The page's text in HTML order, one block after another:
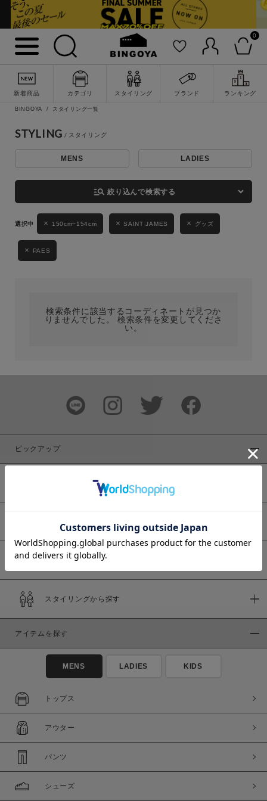
0
新着商品 カテゴリ スタイリング ブランド ランキング
詳細検索
キーワード
性別
MENS LADIES KIDS
ブランド
商品タイプ
通常商品
セール価格
在庫
在庫あり
BINGOYA スタイリング一覧
STYLING
MENS LADIES
manage_search 絞り込んで検索する
150cm~154cm SAINT JAMES グッズ
PAES
検索条件に該当するコーディネートが見つか
りませんでした。 検索条件を変更してくださ
い。
ピックアップ
予約商品
スタイリングから探す
アイテムを探す
MENS LADIES KIDS
トップス
アウター
パンツ
シューズ